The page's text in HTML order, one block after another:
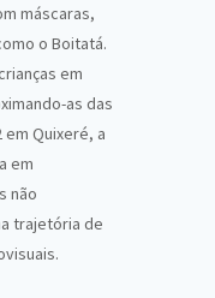
máscaras,
o Boitatá.
em
as das
Quixeré, a
em
não
trajetória de